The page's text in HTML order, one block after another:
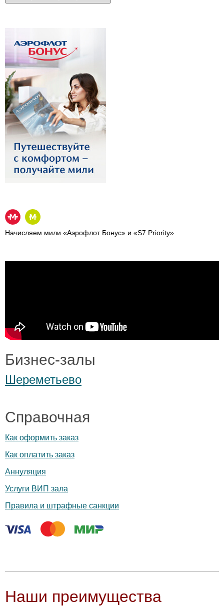
Начисляем мили «Аэрофлот Бонус» и «S7 Priority»
Бизнес-залы
Шереметьево
Справочная
Как оформить заказ
Как оплатить заказ
Аннуляция
Услуги ВИП зала
Правила и штрафные санкции
Наши преимущества